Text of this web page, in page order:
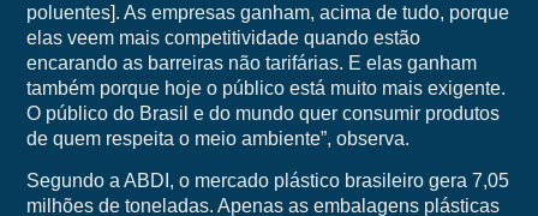
poluentes]. As empresas ganham, acima de tudo, porque
elas veem mais competitividade quando estão
encarando as barreiras não tarifárias. E elas ganham
também porque hoje o público está muito mais exigente.
O público do Brasil e do mundo quer consumir produtos
de quem respeita o meio ambiente”, observa.
Segundo a ABDI, o mercado plástico brasileiro gera 7,05
milhões de toneladas. Apenas as embalagens plásticas